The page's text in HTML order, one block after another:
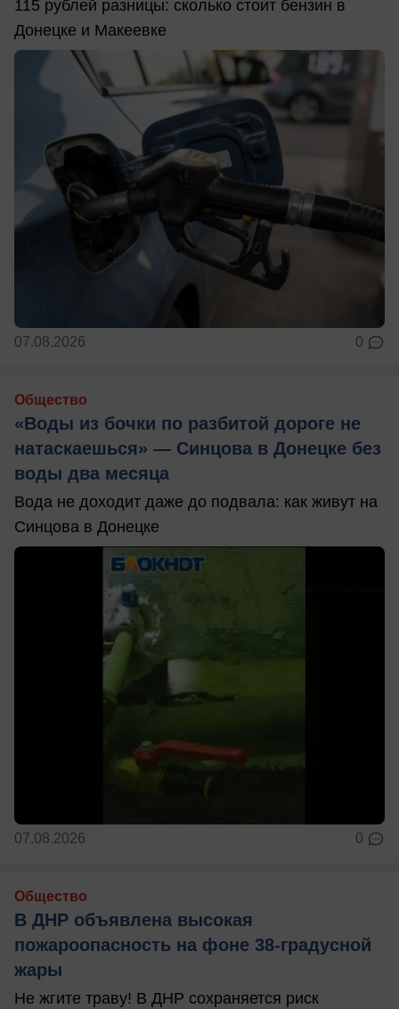
115 рублей разницы: сколько стоит бензин в
Донецке и Макеевке
07.08.2026 0
Общество
«Воды из бочки по разбитой дороге не
натаскаешься» — Синцова в Донецке без
воды два месяца
Вода не доходит даже до подвала: как живут на
Синцова в Донецке
07.08.2026 0
Общество
В ДНР объявлена высокая
пожароопасность на фоне 38-градусной
жары
Не жгите траву! В ДНР сохраняется риск